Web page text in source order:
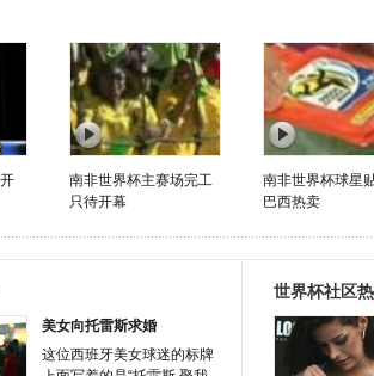
南非世界杯主赛场完工
只待开幕
南非世界杯球星
巴西热卖
美女向托雷斯求婚
这位西班牙美女球迷的标牌
世界杯社区